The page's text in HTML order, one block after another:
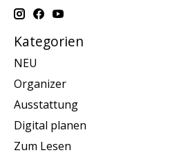
Kategorien
NEU
Organizer
Ausstattung
Digital planen
Zum Lesen